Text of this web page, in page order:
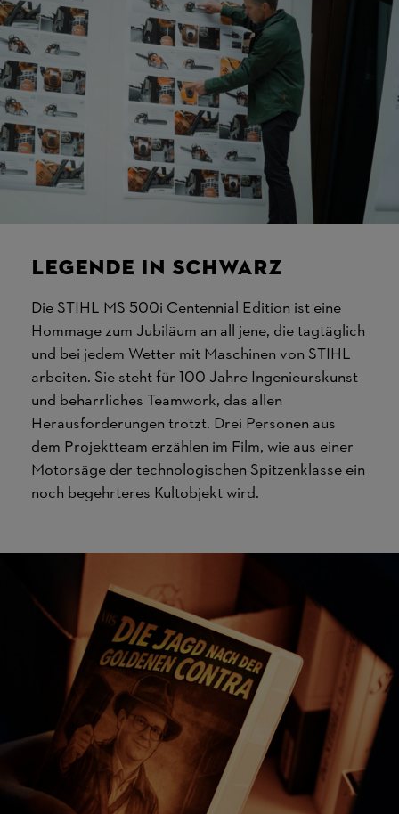
Legende in Schwarz
Die STIHL MS 500i Centennial Edition ist eine
Hommage zum Jubiläum an all jene, die tagtäglich
und bei jedem Wetter mit Maschinen von STIHL
arbeiten. Sie steht für 100 Jahre Ingenieurskunst
und beharrliches Teamwork, das allen
Herausforderungen trotzt. Drei Personen aus
dem Projektteam erzählen im Film, wie aus einer
Motorsäge der technologischen Spitzenklasse ein
noch begehrteres Kultobjekt wird.